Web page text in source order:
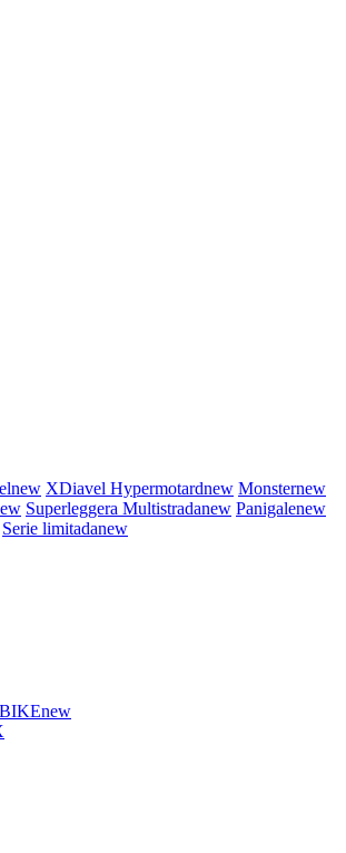
new XDiavel Hypermotardnew Monsternew
Superleggera Multistradanew Panigalenew
Serie limitadanew
new